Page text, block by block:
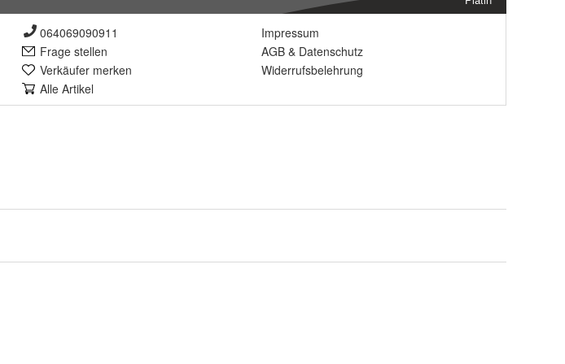
064069090911
Frage stellen
Verkäufer merken
Alle Artikel
Impressum
AGB & Datenschutz
Widerrufsbelehrung